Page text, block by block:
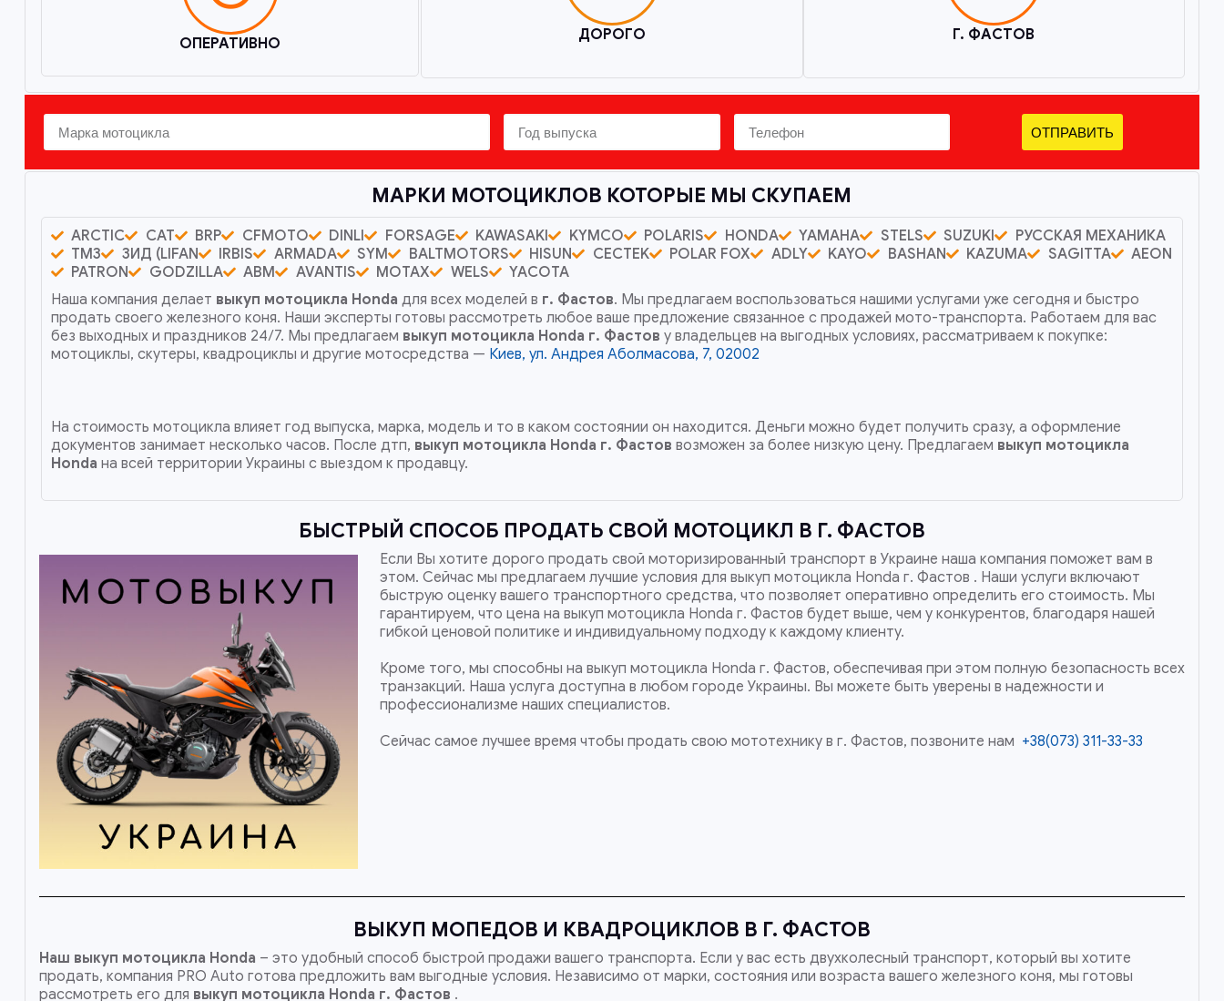
ОПЕРАТИВНО ДОРОГО Г. ФАСТОВ
ОТПРАВИТЬ
МАРКИ МОТОЦИКЛОВ КОТОРЫЕ МЫ СКУПАЕМ
ARCTIC CAT BRP CFMOTO DINLI FORSAGE KAWASAKI KYMCO POLARIS HONDA YAMAHA STELS SUZUKI
РУССКАЯ МЕХАНИКА
ТМЗ
ЗИД (LIFAN IRBIS ARMADA SYM BALTMOTORS HISUN CECTEK POLAR FOX ADLY KAYO BASHAN KAZUMA SAGITTA
AEON
PATRON
GODZILLA ABM AVANTIS MOTAX WELS
YACOTA
Наша компания делает выкуп мотоцикла Honda для всех моделей в г. Фастов. Мы предлагаем воспользоваться нашими услугами уже сегодня и быстро
продать своего железного коня. Наши эксперты готовы рассмотреть любое ваше предложение связанное с продажей мото-транспорта. Работаем для вас
без выходных и праздников 24/7. Мы предлагаем выкуп мотоцикла Honda г. Фастов у владельцев на выгодных условиях, рассматриваем к покупке:
мотоциклы, скутеры, квадроциклы и другие мотосредства — Киев, ул. Андрея Аболмасова, 7, 02002
На стоимость мотоцикла влияет год выпуска, марка, модель и то в каком состоянии он находится. Деньги можно будет получить сразу, а оформление
документов занимает несколько часов. После дтп, выкуп мотоцикла Honda г. Фастов возможен за более низкую цену. Предлагаем выкуп мотоцикла
Honda на всей территории Украины с выездом к продавцу.
БЫСТРЫЙ СПОСОБ ПРОДАТЬ СВОЙ МОТОЦИКЛ В Г. ФАСТОВ
Если Вы хотите дорого продать свой моторизированный транспорт в Украине наша компания поможет вам в
этом. Сейчас мы предлагаем лучшие условия для выкуп мотоцикла Honda г. Фастов . Наши услуги включают
быструю оценку вашего транспортного средства, что позволяет оперативно определить его стоимость. Мы
гарантируем, что цена на выкуп мотоцикла Honda г. Фастов будет выше, чем у конкурентов, благодаря нашей
гибкой ценовой политике и индивидуальному подходу к каждому клиенту.
Кроме того, мы способны на выкуп мотоцикла Honda г. Фастов, обеспечивая при этом полную безопасность всех
транзакций. Наша услуга доступна в любом городе Украины. Вы можете быть уверены в надежности и
профессионализме наших специалистов.
Сейчас самое лучшее время чтобы продать свою мототехнику в г. Фастов, позвоните нам +38(073) 311-33-33
ВЫКУП МОПЕДОВ И КВАДРОЦИКЛОВ В Г. ФАСТОВ
Наш выкуп мотоцикла Honda – это удобный способ быстрой продажи вашего транспорта. Если у вас есть двухколесный транспорт, который вы хотите
продать, компания PRO Auto готова предложить вам выгодные условия. Независимо от марки, состояния или возраста вашего железного коня, мы готовы
рассмотреть его для выкуп мотоцикла Honda г. Фастов .